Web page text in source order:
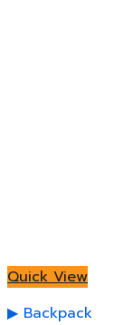
Quick View
Backpack